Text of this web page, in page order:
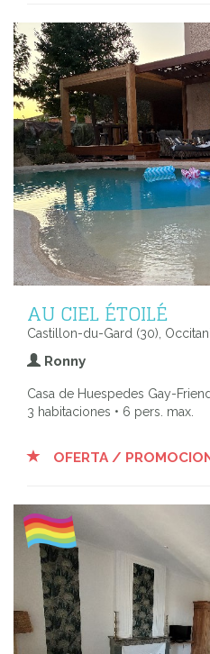
AU CIEL ÉTOILÉ
Castillon-du-Gard (30),
Ronny
Casa de Huespedes Gay-
3 habitaciones • 6 pers. max.
OFERTA /